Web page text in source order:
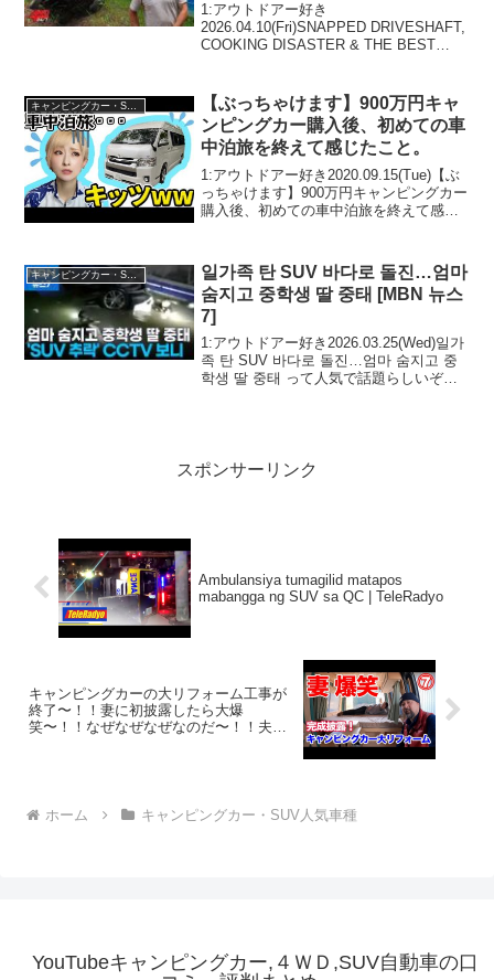
1:アウトドアー好き
2026.04.10(Fri)SNAPPED DRIVESHAFT,
COOKING DISASTER & THE BEST
ー好き...
キャンピングカー・SUV人気車種
【ぶっちゃけます】900万円キャ
ンピングカー購入後、初めての車
中泊旅を終えて感じたこと。
1:アウトドアー好き2020.09.15(Tue)【ぶ
っちゃけます】900万円キャンピングカー
購入後、初めての車中泊旅を終えて感じ
2020.09.15(Tue)この動画は注...
일가족 탄 SUV 바다로 돌진…엄마
숨지고 중학생 딸 중태 [MBN 뉴스
7]
1:アウトドアー好き2026.03.25(Wed)일가
족 탄 SUV 바다로 돌진…엄마 숨지고 중
학생 딸 중태 って人気で話題らしいぞ、
スポンサーリンク
Ambulansiya tumagilid matapos
mabangga ng SUV sa QC | TeleRadyo
キャンピングカーの大リフォーム工事が
終了〜！！妻に初披露したら大爆
笑〜！！なぜなぜなぜなのだ〜！！夫婦
ホーム キャンピングカー・SUV人気車種
YouTubeキャンピングカー,４ＷＤ,SUV自動車の口